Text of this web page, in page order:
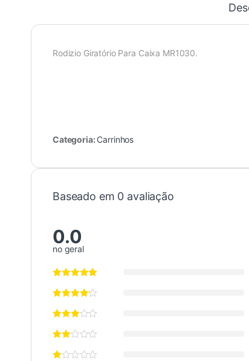
Rodizio Giratório Para Caixa MR1030.
Categoria: Carrinhos
Baseado em 0 avaliação
0.0
no geral